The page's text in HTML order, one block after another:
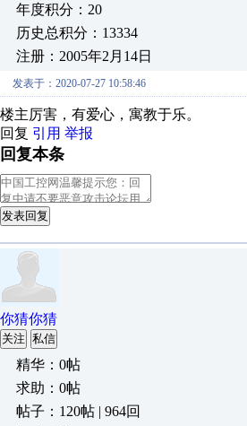
年度积分：20
历史总积分：13334
注册：2005年2月14日
发表于：2020-07-27 10:58:46
楼主厉害，有爱心，寓教于乐。
回复 引用 举报
回复本条
发表回复
你猜你猜
关注 私信
精华：0帖
求助：0帖
帖子：120帖 | 964回